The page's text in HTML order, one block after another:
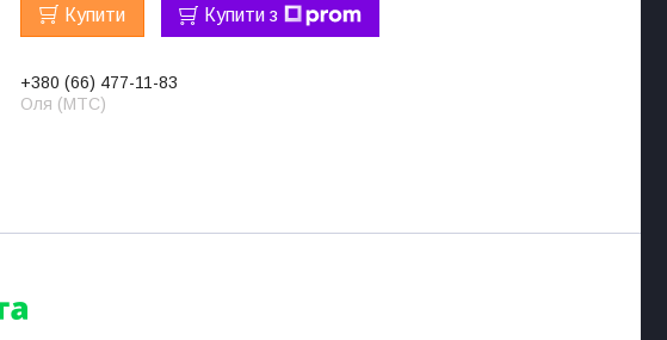
Купити Купити з
+380 (66) 477-11-83
Оля (МТС)